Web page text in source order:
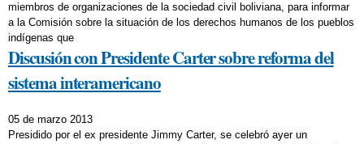
miembros de organizaciones de la sociedad civil boliviana, para informar
a la Comisión sobre la situación de los derechos humanos de los pueblos
indígenas que
Discusión con Presidente Carter sobre reforma del
sistema interamericano
05 de marzo 2013
Presidido por el ex presidente Jimmy Carter, se celebró ayer un